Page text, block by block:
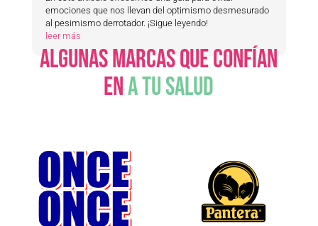
emociones que nos llevan del optimismo desmesurado
al pesimismo derrotador. ¡Sigue leyendo!
leer más
ALGUNAS MARCAS QUE CONFÍAN
ENA TU SALUD